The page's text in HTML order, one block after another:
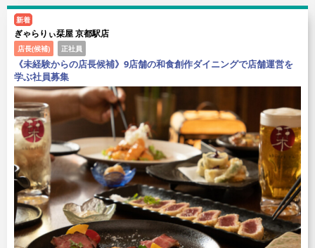
新着
ぎゃらりぃ栞屋 京都駅店
店長(候補) 正社員
《未経験からの店長候補》9店舗の和食創作ダイニングで店舗運営を
学ぶ社員募集